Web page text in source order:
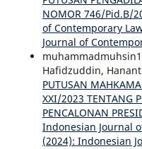
NOMOR 746/Pid.B/
of Contemporary
Journal of
Hafidzuddin,
PUTUSAN
XXI/2023 TENTANG
PENCALONAN
Indonesian Journal
(2024): Indonesian